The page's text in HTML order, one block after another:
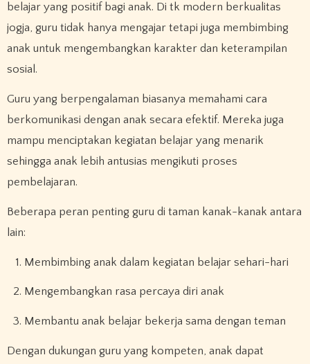
belajar yang positif bagi anak. Di tk modern berkualitas
jogja, guru tidak hanya mengajar tetapi juga membimbing
anak untuk mengembangkan karakter dan keterampilan
sosial.
Guru yang berpengalaman biasanya memahami cara
berkomunikasi dengan anak secara efektif. Mereka juga
mampu menciptakan kegiatan belajar yang menarik
sehingga anak lebih antusias mengikuti proses
pembelajaran.
Beberapa peran penting guru di taman kanak-kanak antara
lain:
Membimbing anak dalam kegiatan belajar sehari-hari
Mengembangkan rasa percaya diri anak
Membantu anak belajar bekerja sama dengan teman
Dengan dukungan guru yang kompeten, anak dapat